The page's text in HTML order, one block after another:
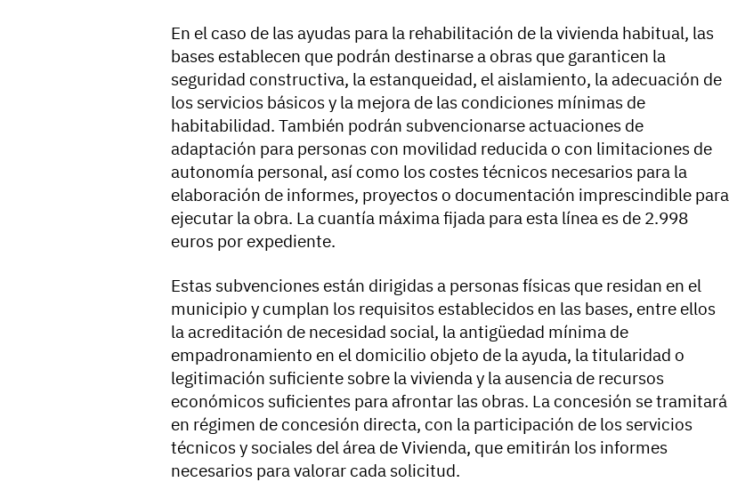
En el caso de lasayudas para la rehabilitación de la vivienda habitual, las
bases establecen que podrán destinarse a obras que garanticen la
seguridad constructiva, la estanqueidad, el aislamiento, la adecuación de
los servicios básicos y la mejora de las condiciones mínimas de
habitabilidad. También podrán subvencionarse actuaciones de
adaptación para personas con movilidad reducida o con limitaciones de
autonomía personal, así como los costes técnicos necesarios para la
elaboración de informes, proyectos o documentación imprescindible para
ejecutar la obra. La cuantía máxima fijada para esta línea es de 2.998
euros por expediente.
Estas subvenciones están dirigidas a personas físicas que residan en el
municipio y cumplan los requisitos establecidos en las bases, entre ellos
la acreditación de necesidad social, la antigüedad mínima de
empadronamiento en el domicilio objeto de la ayuda, la titularidad o
legitimación suficiente sobre la vivienda y la ausencia de recursos
económicos suficientes para afrontar las obras. La concesión se tramitará
en régimen de concesión directa, con la participación de los servicios
técnicos y sociales del área de Vivienda, que emitirán los informes
necesarios para valorar cada solicitud.